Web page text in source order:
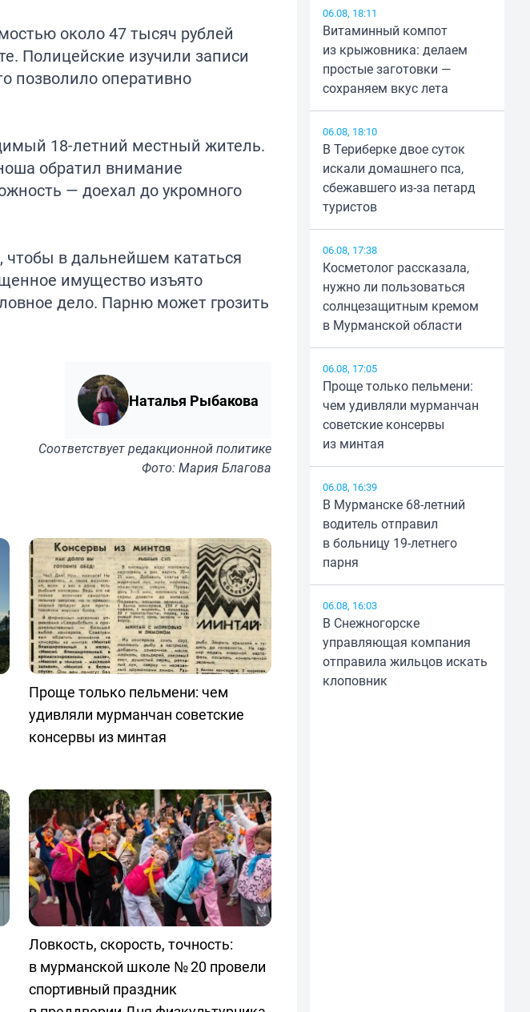
около 47 тысяч рублей
Полицейские изучили записи
позволило оперативно
18-летний местный житель.
обратил внимание
— доехал до укромного
чтобы в дальнейшем кататься
имущество изъято
дело. Парню может грозить
Наталья Рыбакова
Соответствуетредакционной политике
Фото: Мария Благова
Проще только пельмени: чем
удивляли мурманчан советские
консервы из минтая
Ловкость, скорость, точность:
в мурманской школе № 20 провели
спортивный праздник
06.08, 18:11
Витаминный компот
из крыжовника: делаем
простые заготовки —
сохраняем вкус лета
06.08, 18:10
В Териберке двое суток
искали домашнего пса,
сбежавшего из-за петард
туристов
06.08, 17:38
Косметолог рассказала,
нужно ли пользоваться
солнцезащитным кремом
в Мурманской области
06.08, 17:05
Проще только пельмени:
чем удивляли мурманчан
советские консервы
из минтая
06.08, 16:39
В Мурманске 68-летний
водитель отправил
в больницу 19-летнего
парня
06.08, 16:03
В Снежногорске
управляющая компания
отправила жильцов искать
клоповник